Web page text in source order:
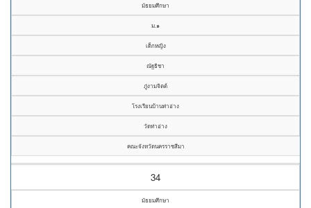
มัธยมศึกษา
ม.๑
เด็กหญิง
ณัฐธิชา
ภู่งามจิตต์
โรงเรียนบ้านท่าอ่าง
วัดท่าอ่าง
คณะจังหวัดนครราชสีมา
34
มัธยมศึกษา